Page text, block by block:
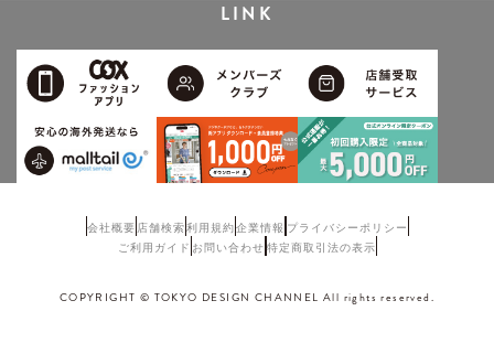
LINK
会社概要 店舗検索利用規約企業情報 プライバシーポリシー
ご利用ガイド お問い合わせ 特定商取引法の表示
COPYRIGHT © TOKYO DESIGN CHANNEL All rights reserved.